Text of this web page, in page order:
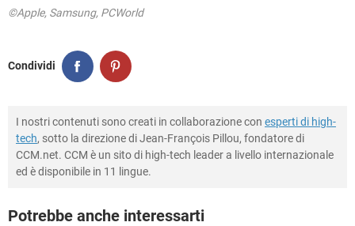
©Apple, Samsung, PCWorld
Condividi
I nostri contenuti sono creati in collaborazione con esperti di high-
tech, sotto la direzione di Jean-François Pillou, fondatore di
CCM.net. CCM è un sito di high-tech leader a livello internazionale
ed è disponibile in 11 lingue.
Potrebbe anche interessarti